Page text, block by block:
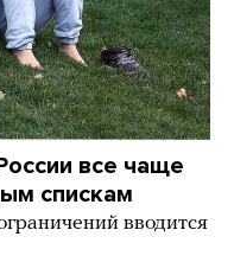
все чаще
спискам
вводится